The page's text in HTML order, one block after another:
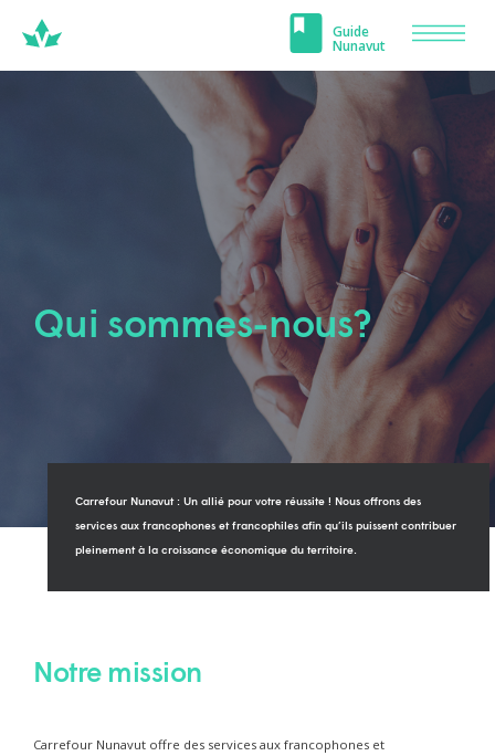
Guide
Nunavut
À PROPOS
Qui sommes-nous?
Carrefour Nunavut : Un allié pour votre réussite ! Nous offrons des
services aux francophones et francophiles afin qu’ils puissent contribuer
pleinement à la croissance économique du territoire.
Notre mission
Carrefour Nunavut offre des services aux francophones et